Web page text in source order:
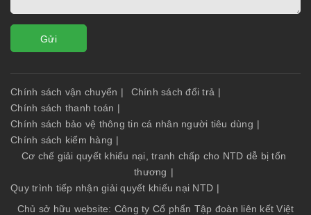
Gửi
Chính sách vận chuyển | Chính sách đổi trả |
Chính sách thanh toán |
Chính sách bảo vệ thông tin cá nhân người tiêu dùng |
Chính sách kiểm hàng |
Cơ chế giải quyết khiếu nại, tranh chấp cho NTD dễ bị tổn
thương |
Quy trình tiếp nhận giải quyết khiếu nại NTD |
Chủ sở hữu website: Công ty Cổ phẩn Tập đoàn liên kết Việt